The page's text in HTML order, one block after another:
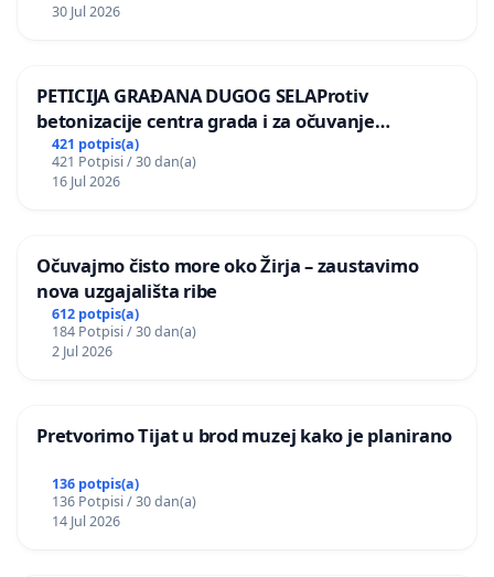
30 Jul 2026
PETICIJA GRAĐANA DUGOG SELAProtiv
betonizacije centra grada i za očuvanje
postojećih zelenih površina i odraslih stabala pri
donošenju izmjena urbanističkog plana
421 potpis(a)
421 Potpisi / 30 dan(a)
16 Jul 2026
Očuvajmo čisto more oko Žirja – zaustavimo
nova uzgajališta ribe
612 potpis(a)
184 Potpisi / 30 dan(a)
2 Jul 2026
Pretvorimo Tijat u brod muzej kako je planirano
136 potpis(a)
136 Potpisi / 30 dan(a)
14 Jul 2026